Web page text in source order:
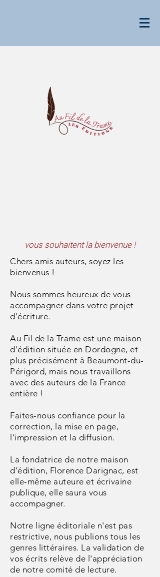
vous souhaitent la bienvenue !
Chers amis auteurs, soyez les
bienvenus !
Nous sommes heureux de vous
accompagner dans votre projet
d'écriture.
Au Fil de la Trame est une maison
d'édition située en Dordogne, et
plus précisément à Beaumont-du-
Périgord, mais nous travaillons
avec des auteurs de la France
entière !
Faites-nous confiance pour la
correction, la mise en page,
l'impression et la diffusion.
La fondatrice de notre maison
d’édition, Florence Darignac, est
elle-même auteure et écrivaine
publique, elle saura vous
accompagner.
Notre ligne éditoriale n'est pas
restrictive, nous publions tous les
genres littéraires. La validation de
vos écrits relève de l'appréciation
de notre comité de lecture.